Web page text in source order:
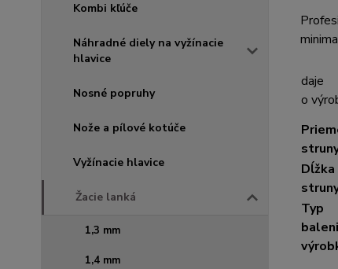
Kombi kľúče
Náhradné diely na vyžínacie
hlavice
Nosné popruhy
Nože a pílové kotúče
Vyžínacie hlavice
Žacie lanká
1,3 mm
1,4 mm
daje
o
Dĺžka
Typ